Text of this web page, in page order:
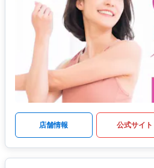
店舗情報 公式サイト